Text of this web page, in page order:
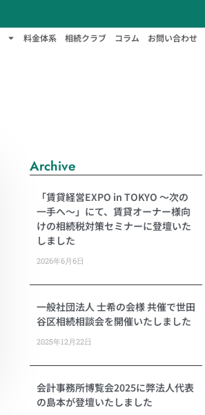
料金体系 相続クラブ コラム お問い合わせ
Archive
「賃貸経営EXPO in TOKYO 〜次の
一手へ〜」にて、賃貸オーナー様向
けの相続税対策セミナーに登壇いた
しました
2026年6月6日
一般社団法人 士希の会様 共催で世田
谷区相続相談会を開催いたしました
2025年12月22日
会計事務所博覧会2025に弊法人代表
の島本が登壇いたしました